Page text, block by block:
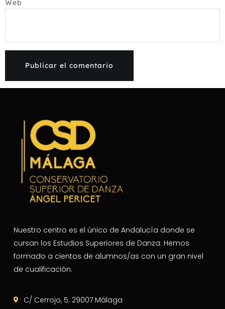
Web
Nuestro centro es el único de Andalucía donde se
cursan los Estudios Superiores de Danza. Hemos
formado a cientos de alumnos/as con un gran nivel
de cualificación.
C/ Cerrojo, 5. 29007 Málaga